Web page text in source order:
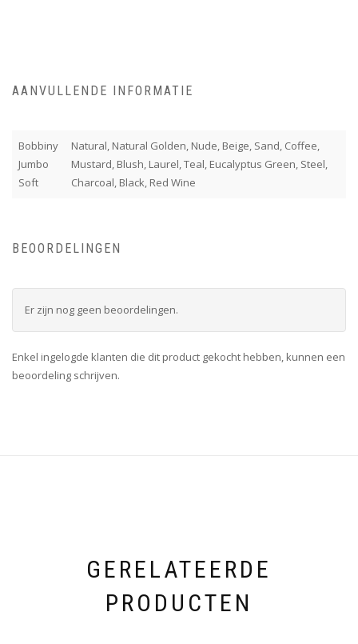
AANVULLENDE INFORMATIE
Bobbiny
Jumbo
Soft
Natural, Natural Golden, Nude, Beige, Sand, Coffee,
Mustard, Blush, Laurel, Teal, Eucalyptus Green, Steel,
Charcoal, Black, Red Wine
BEOORDELINGEN
Er zijn nog geen beoordelingen.
Enkel ingelogde klanten die dit product gekocht hebben, kunnen een
beoordeling schrijven.
GERELATEERDE
PRODUCTEN